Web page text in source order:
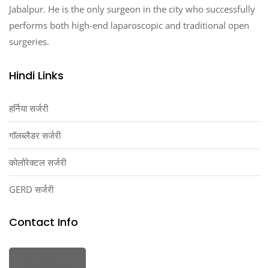
Jabalpur. He is the only surgeon in the city who successfully
performs both high-end laparoscopic and traditional open
surgeries.
Hindi Links
हर्निया सर्जरी
गॉलब्लैडर सर्जरी
कोलोरेक्टल सर्जरी
GERD सर्जरी
Contact Info